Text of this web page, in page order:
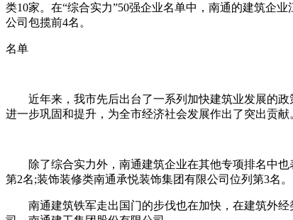
类10家。在“综合实力”50强企业名单中，南通的建筑企
公司包揽前4名。
名单
近年来，我市先后出台了一系列加快建筑业发展的政
进一步巩固和提升，为全市经济社会发展作出了突出贡
除了综合实力外，南通建筑企业在其他专项排名中也
第2名;装饰装修类南通承悦装饰集团有限公司位列第3名。
南通建筑铁军走出国门的步伐也在加快，在建筑外经